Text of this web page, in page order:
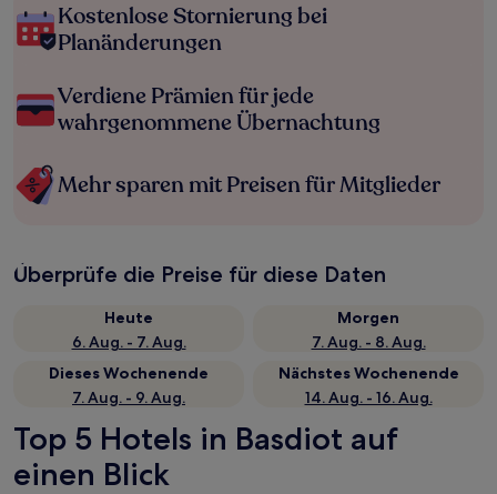
Kostenlose Stornierung bei
Planänderungen
Verdiene Prämien für jede
wahrgenommene Übernachtung
Mehr sparen mit Preisen für Mitglieder
Überprüfe die Preise für diese Daten
Heute
6. Aug. - 7. Aug.
Morgen
7. Aug. - 8. Aug.
Dieses Wochenende
7. Aug. - 9. Aug.
Nächstes Wochenende
14. Aug. - 16. Aug.
Top 5 Hotels in Basdiot auf
einen Blick